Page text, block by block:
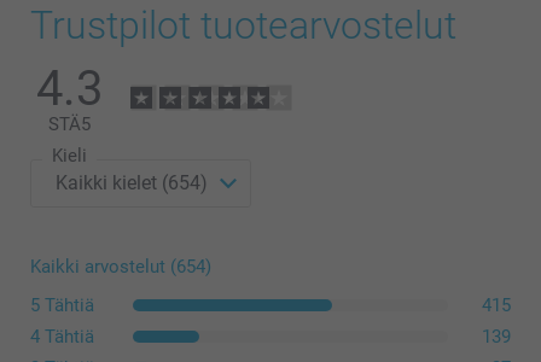
Trustpilot tuotearvostelut
4.3
STÄ5
Kieli
Kaikki arvostelut (654)
5 Tähtiä
415
4 Tähtiä
139